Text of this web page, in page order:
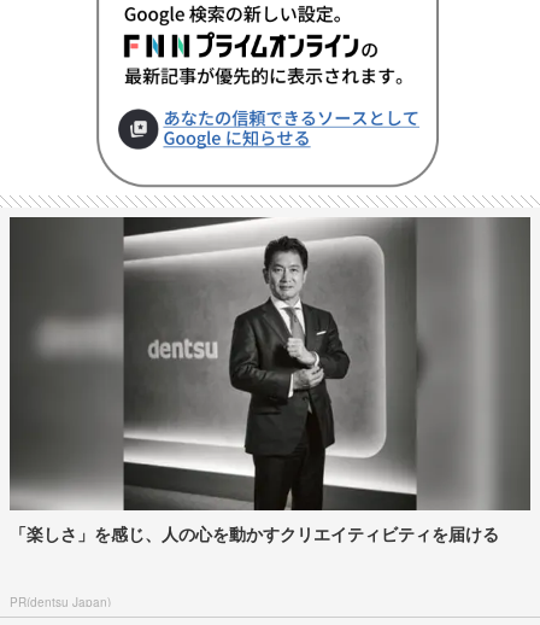
「楽しさ」を感じ、人の心を動かすクリエイティビティを届ける
PR(dentsu Japan)